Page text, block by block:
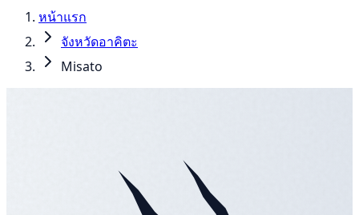
หน้าแรก
จังหวัดอาคิตะ
Misato